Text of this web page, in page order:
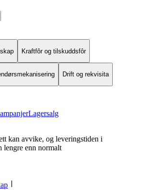
Kraftfôr og tilskuddsfôr
Drift og rekvisita
Lagersalg
kan avvike, og leveringstiden i
lengre enn normalt